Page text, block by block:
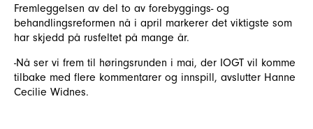
Fremleggelsen av del to av forebyggings- og
behandlingsreformen nå i april markerer det viktigste som
har skjedd på rusfeltet på mange år.
-Nå ser vi frem til høringsrunden i mai, der IOGT vil komme
tilbake med flere kommentarer og innspill, avslutter Hanne
Cecilie Widnes.